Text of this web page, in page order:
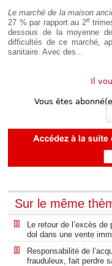
Le marché de la maison
27 % par rapport au 2e
dessous de la moyenne
difficultés de ce marché,
sanitaire. Avec des...
Il
Vous êtes
Sur le même
Le retour de l’excès
dol dans une vente
Responsabilité de
frauduleux, fait perdre